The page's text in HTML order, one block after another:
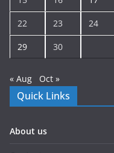
22 23 24
29 30
« Aug Oct »
Quick Links
About us